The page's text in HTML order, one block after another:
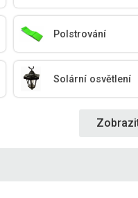
Polstrování
Solární osvětlení